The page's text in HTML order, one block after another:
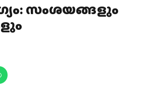
സംശയങ്ങളും